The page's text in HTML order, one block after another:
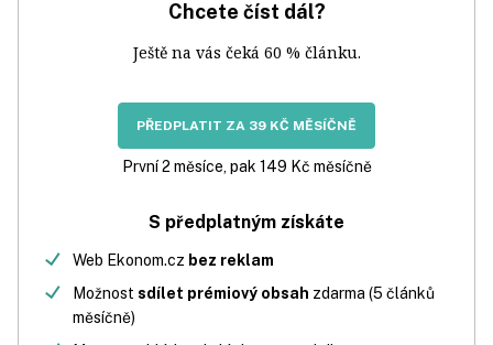
Chcete číst dál?
Ještě na vás čeká 60 % článku.
PŘEDPLATIT ZA 39 KČ MĚSÍČNĚ
První 2 měsíce, pak 149 Kč měsíčně
S předplatným získáte
Web Ekonom.cz bez reklam
Možnost sdílet prémiový obsah zdarma (5 článků
měsíčně)